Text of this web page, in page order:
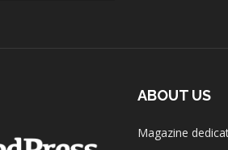
ABOUT US
Magazine